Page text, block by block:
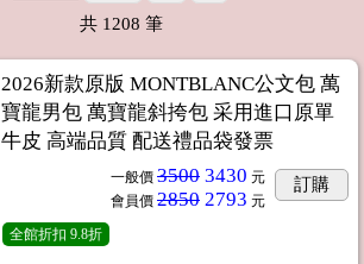
共 1208 筆
2026新款原版 MONTBLANC公文包 萬
寶龍男包 萬寶龍斜挎包 采用進口原單
牛皮 高端品質 配送禮品袋發票
一般價 3500 3430 元
會員價 2850 2793 元
訂購
全館折扣 9.8折